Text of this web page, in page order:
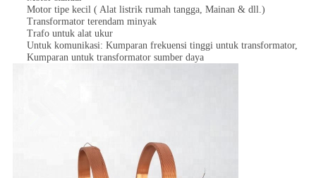
Motor tipe kecil ( Alat listrik rumah tangga, Mainan & dll.)
Transformator terendam minyak
Trafo untuk alat ukur
Untuk komunikasi: Kumparan frekuensi tinggi untuk transformator,
Kumparan untuk transformator sumber daya